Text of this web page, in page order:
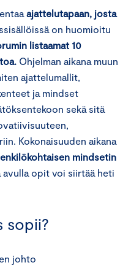
ajattelutapaan, josta
on huomioitu
listaamat 10
Ohjelman aikana muun
ajattelumallit,
ja mindset
sekä sitä
Kokonaisuuden aikana
mindsetin
avulla opit voi siirtää heti
sopii?
johto